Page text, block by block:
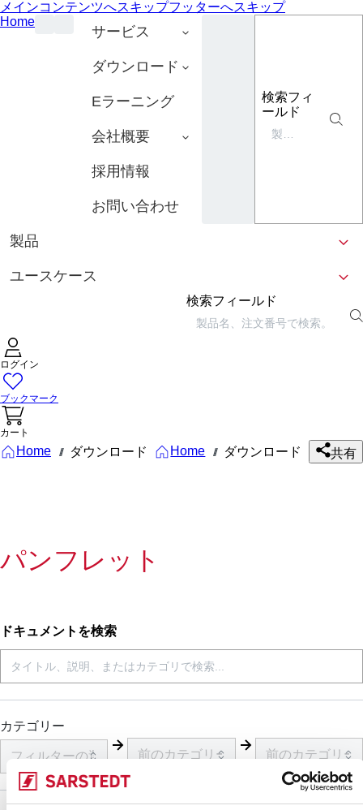
メインコンテンツへスキップフッターへスキップ
Home
サービス
ダウンロード
Eラーニング
会社概要
採用情報
お問い合わせ
検索フィ
ールド
製品
ユースケース
検索フィールド
ログイン
ブックマーク
カート
Home /// ダウンロード Home /// ダウンロード 共有
パンフレット
ドキュメントを検索
カテゴリー